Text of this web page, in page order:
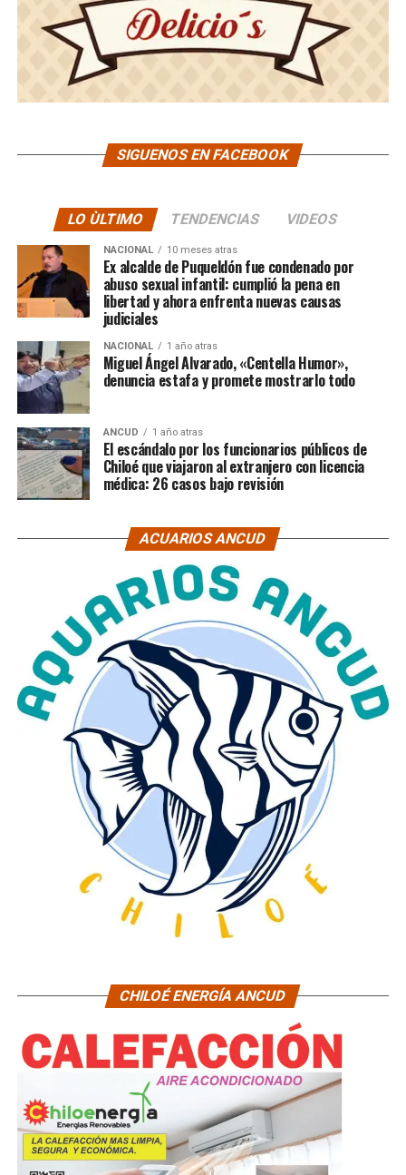
SIGUENOS EN FACEBOOK
LO ÙLTIMO TENDENCIAS VIDEOS
NACIONAL 10 meses atras
Ex alcalde de Puqueldón fue condenado por
abuso sexual infantil: cumplió la pena en
libertad y ahora enfrenta nuevas causas
judiciales
NACIONAL 1 año atras
Miguel Ángel Alvarado, «Centella Humor»,
denuncia estafa y promete mostrarlo todo
ANCUD 1 año atras
El escándalo por los funcionarios públicos de
Chiloé que viajaron al extranjero con licencia
médica: 26 casos bajo revisión
ACUARIOS ANCUD
CHILOÉ ENERGÍA ANCUD